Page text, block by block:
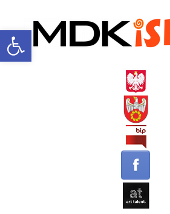
Open toolbar